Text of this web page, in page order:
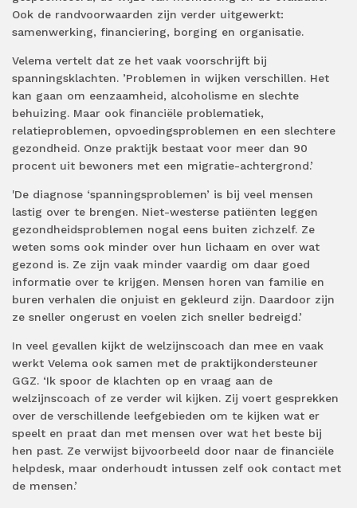
Ook de randvoorwaarden zijn verder uitgewerkt:
samenwerking, financiering, borging en organisatie.
Velema vertelt dat ze het vaak voorschrijft bij
spanningsklachten. ’Problemen in wijken verschillen. Het
kan gaan om eenzaamheid, alcoholisme en slechte
behuizing. Maar ook financiële problematiek,
relatieproblemen, opvoedingsproblemen en een slechtere
gezondheid. Onze praktijk bestaat voor meer dan 90
procent uit bewoners met een migratie-achtergrond.’
'De diagnose ‘spanningsproblemen’ is bij veel mensen
lastig over te brengen. Niet-westerse patiënten leggen
gezondheidsproblemen nogal eens buiten zichzelf. Ze
weten soms ook minder over hun lichaam en over wat
gezond is. Ze zijn vaak minder vaardig om daar goed
informatie over te krijgen. Mensen horen van familie en
buren verhalen die onjuist en gekleurd zijn. Daardoor zijn
ze sneller ongerust en voelen zich sneller bedreigd.’
In veel gevallen kijkt de welzijnscoach dan mee en vaak
werkt Velema ook samen met de praktijkondersteuner
GGZ. ‘Ik spoor de klachten op en vraag aan de
welzijnscoach of ze verder wil kijken. Zij voert gesprekken
over de verschillende leefgebieden om te kijken wat er
speelt en praat dan met mensen over wat het beste bij
hen past. Ze verwijst bijvoorbeeld door naar de financiële
helpdesk, maar onderhoudt intussen zelf ook contact met
de mensen.’